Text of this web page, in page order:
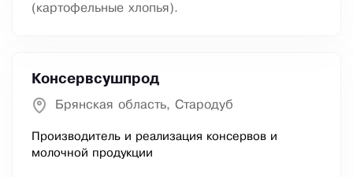
(картофельные хлопья).
Консервсушпрод
Брянская область, Стародуб
Производитель и реализация консервов и
молочной продукции